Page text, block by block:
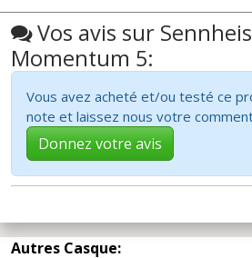
Vos avis sur
Momentum 5:
Vous avez acheté et/ou testé ce
note et laissez nous votre
Donnez votre avis
Autres Casque: